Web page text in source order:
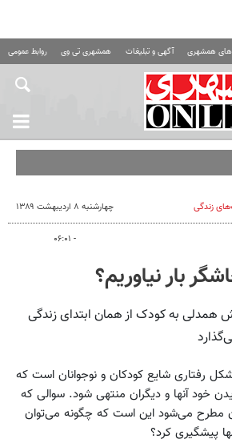
های همشهری آگهی و تبلیغات همشهری تی وی روابط عمومی
زندگی چهارشنبه ۸ اردیبهشت ۱۳۸۹
- ۰۶:۰۱
بار نیاوریم؟
همدلی به کودک از همان ابتدای زندگی
رفتاری شایع کودکان و نوجوانان است که
خود آنها و دیگران منتهی شود. سوالی که
مطرح می‌شود این است که چگونه می‌توان
پیشگیری کرد؟